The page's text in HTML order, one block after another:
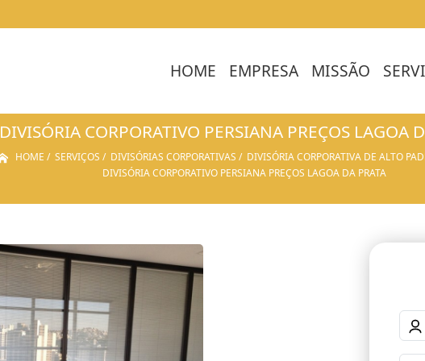
HOME EMPRESA MISSÃO
DIVISÓRIA CORPORATIVO PERSIANA PREÇOS LAGOA
HOME SERVIÇOS DIVISÓRIAS CORPORATIVAS
DIVISÓRIA CORPORATIVA DE ALTO
DIVISÓRIA CORPORATIVO PERSIANA PREÇOS LAGOA DA PRATA